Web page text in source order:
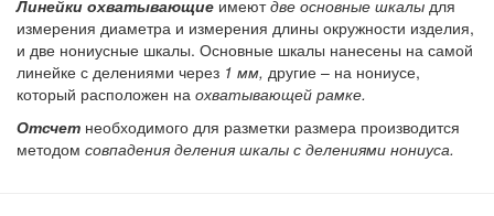
Линейки охватывающие имеютдве основные шкалы для
измерения диаметра и измерения длины окружности изделия,
и две нониусные шкалы. Основные шкалы нанесены на самой
линейке с делениями через 1 мм, другие – на нониусе,
который расположен на охватывающей рамке.
Отсчет необходимого для разметки размера производится
методом совпадения деления шкалы с делениями нониуса.